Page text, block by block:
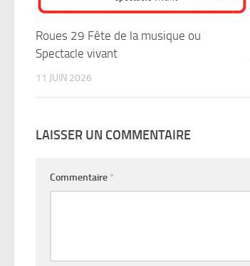
Roues 29 Fête de la musique ou
Spectacle vivant
11 JUIN 2026
LAISSER UN COMMENTAIRE
Commentaire *